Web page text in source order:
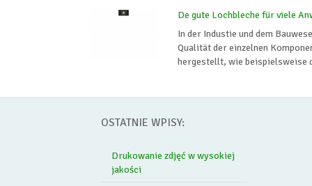
De gute Lochbleche für viele
In der Industie und dem
Qualität der einzelnen
hergestellt, wie beispielsweise
OSTATNIE WPISY:
Drukowanie zdjęć w wysokiej
jakości